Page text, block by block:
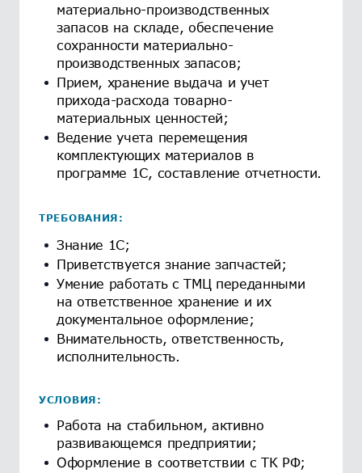
материально-производственных
запасов на складе, обеспечение
сохранности материально-
производственных запасов;
Прием, хранение выдача и учет
прихода-расхода товарно-
материальных ценностей;
Ведение учета перемещения
комплектующих материалов в
программе 1С, составление отчетности.
ТРЕБОВАНИЯ:
Знание 1С;
Приветствуется знание запчастей;
Умение работать с ТМЦ переданными
на ответственное хранение и их
документальное оформление;
Внимательность, ответственность,
исполнительность.
УСЛОВИЯ:
Работа на стабильном, активно
развивающемся предприятии;
Оформление в соответствии с ТК РФ;